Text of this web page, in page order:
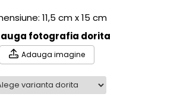
11,5 cm x 15 cm
fotografia dorita
Adauga imagine